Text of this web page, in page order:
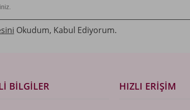
Okudum, Kabul Ediyorum.
BILGILER HIZLI ERIŞIM